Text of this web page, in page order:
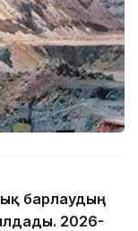
барлаудың
2026-